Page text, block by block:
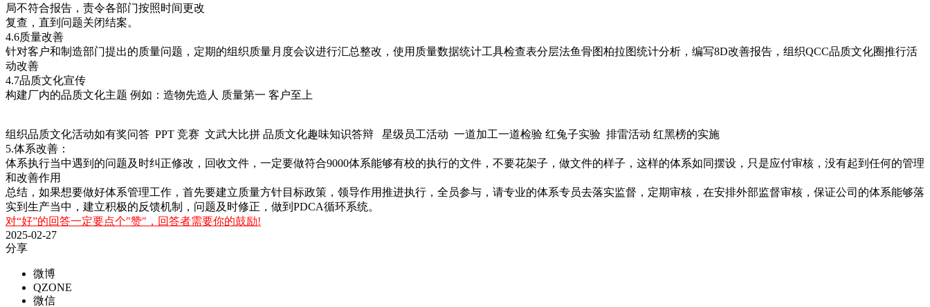
局不符合报告，责令各部门按照时间更改
复查，直到问题关闭结案。
4.6质量改善
针对客户和制造部门提出的质量问题，定期的组织质量月度会议进行汇总整改，使用质量数据统计工具检查表分层法鱼骨图柏拉图统计分析，编写8D改善报告，组织QCC品质文化圈推行活
动改善
4.7品质文化宣传
构建厂内的品质文化主题 例如：造物先造人 质量第一 客户至上
组织品质文化活动如有奖问答 PPT 竞赛 文武大比拼 品质文化趣味知识答辩 星级员工活动 一道加工一道检验 红兔子实验 排雷活动 红黑榜的实施
5.体系改善：
体系执行当中遇到的问题及时纠正修改，回收文件，一定要做符合9000体系能够有校的执行的文件，不要花架子，做文件的样子，这样的体系如同摆设，只是应付审核，没有起到任何的管理
和改善作用
总结，如果想要做好体系管理工作，首先要建立质量方针目标政策，领导作用推进执行，全员参与，请专业的体系专员去落实监督，定期审核，在安排外部监督审核，保证公司的体系能够落
实到生产当中，建立积极的反馈机制，问题及时修正，做到PDCA循环系统。
对“好”的回答一定要点个"赞"，回答者需要你的鼓励!
2025-02-27
分享
微博
QZONE
微信